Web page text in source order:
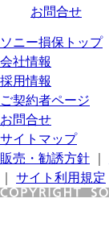
お問合せ
ソニー損保トップ
会社情報
採用情報
ご契約者ページ
お問合せ
サイトマップ
販売・勧誘方針
サイト利用規定